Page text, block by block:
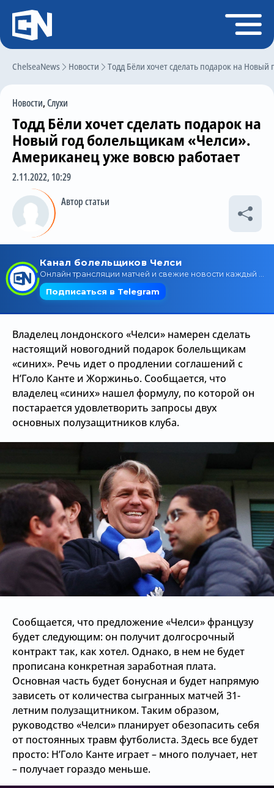
ChelseaNews Новости Тодд Бёли хочет сделать подарок на
Новости,Слухи
Тодд Бёли хочет сделать подарок на
Новый год болельщикам «Челси».
Американец уже вовсю работает
2.11.2022, 10:29
Автор статьи
Владелец лондонского «Челси» намерен сделать
настоящий новогодний подарок болельщикам
«синих». Речь идет о продлении соглашений с
Н’Голо Канте и Жоржиньо. Сообщается, что
владелец «синих» нашел формулу, по которой он
постарается удовлетворить запросы двух
основных полузащитников клуба.
Сообщается, что предложение «Челси» французу
будет следующим: он получит долгосрочный
контракт так, как хотел. Однако, в нем не будет
прописана конкретная заработная плата.
Основная часть будет бонусная и будет напрямую
зависеть от количества сыгранных матчей 31-
летним полузащитником. Таким образом,
руководство «Челси» планирует обезопасить себя
от постоянных травм футболиста. Здесь все будет
просто: Н’Голо Канте играет – много получает, нет
– получает гораздо меньше.
Регистрация
Главная
Чат
Трансферы
Слухи
История Челси
Статистика
Календарь игр
Поиск по сайту
Трансляции
О сайте
Контакты